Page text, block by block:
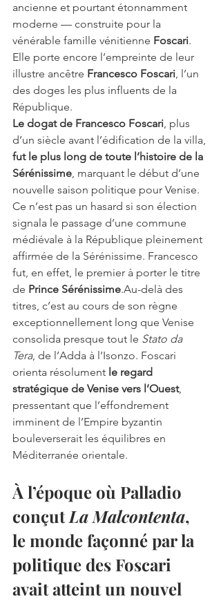
ancienne et pourtant étonnamment
moderne — construite pour la
vénérable famille vénitienne Foscari.
Elle porte encore l’empreinte de leur
illustre ancêtre Francesco Foscari, l’un
des doges les plus influents de la
République.
Le dogat de Francesco Foscari, plus
d’un siècle avant l’édification de la villa,
fut le plus long de toute l’histoire de la
Sérénissime, marquant le début d’une
nouvelle saison politique pour Venise.
Ce n’est pas un hasard si son élection
signala le passage d’une commune
médiévale à la République pleinement
affirmée de la Sérénissime. Francesco
fut, en effet, le premier à porter le titre
de Prince Sérénissime.Au-delà des
titres, c’est au cours de son règne
exceptionnellement long que Venise
consolida presque tout le Stato da
Tera, de l’Adda à l’Isonzo. Foscari
orienta résolument le regard
stratégique de Venise vers l’Ouest,
pressentant que l’effondrement
imminent de l’Empire byzantin
bouleverserait les équilibres en
Méditerranée orientale.
À l’époque où Palladio
conçut La Malcontenta,
le monde façonné par la
politique des Foscari
avait atteint un nouvel